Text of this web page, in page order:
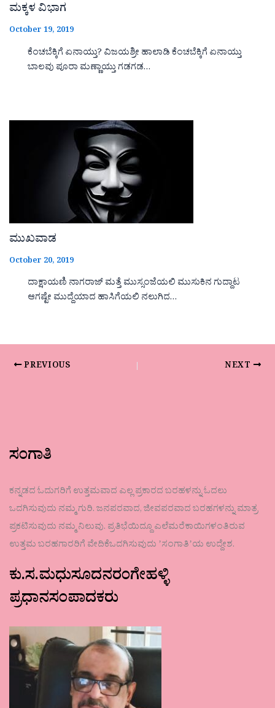
ಮಕ್ಕಳ ವಿಭಾಗ
October 19, 2019
ಕೆಂಚಬೆಕ್ಕಿಗೆ ಏನಾಯ್ತು? ವಿಜಯಶ್ರೀ ಹಾಲಾಡಿ ಕೆಂಚಬೆಕ್ಕಿಗೆ ಏನಾಯ್ತು
ಬಾಲವು ಪೂರಾ ಮಣ್ಣಾಯ್ತು ಗಡಗಡ…
ಮುಖವಾಡ
October 20, 2019
ದಾಕ್ಷಾಯಣಿ ನಾಗರಾಜ್ ಮತ್ತೆ ಮುಸ್ಸಂಜೆಯಲಿ ಮುಸುಕಿನ ಗುದ್ದಾಟ
ಆಗಷ್ಟೇ ಮುದ್ದೆಯಾದ ಹಾಸಿಗೆಯಲಿ ನಲುಗಿದ…
PREVIOUS NEXT
ಸಂಗಾತಿ
ಕನ್ನಡದ ಓದುಗರಿಗೆ ಉತ್ತಮವಾದ ಎಲ್ಲ ಪ್ರಕಾರದ ಬರಹಳನ್ನು ಓದಲು
ಒದಗಿಸುವುದು ನಮ್ಮ ಗುರಿ. ಜನಪರವಾದ, ಜೀವಪರವಾದ ಬರಹಗಳನ್ನು ಮಾತ್ರ
ಪ್ರಕಟಿಸುವುದು ನಮ್ಮ ನಿಲುವು. ಪ್ರತಿಭೆಯಿದ್ದೂ ಎಲೆಮರೆಕಾಯಿಗಳಂತಿರುವ
ಉತ್ತಮ ಬರಹಗಾರರಿಗೆ ವೇದಿಕೆಒದಗಿಸುವುದು ʼಸಂಗಾತಿʼಯ ಉದ್ದೇಶ.
ಕು.ಸ.ಮಧುಸೂದನರಂಗೇಹಳ್ಳಿ
ಪ್ರಧಾನಸಂಪಾದಕರು